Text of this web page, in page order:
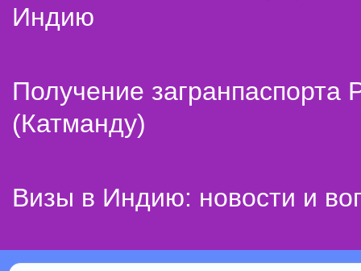
Индию
Получение
(Катманду)
Визы в Индию: новости и